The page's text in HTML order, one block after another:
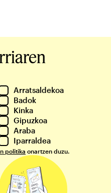
Arratsaldekoa
Badok
Kinka
Gipuzkoa
Araba
Iparraldea
politika onartzen duzu.